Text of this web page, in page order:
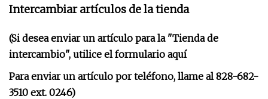
Intercambiar artículos de la tienda
(Si desea enviar un artículo para la "Tienda de
intercambio", utilice el formulario aquí
Para enviar un artículo por teléfono, llame al 828-682-
3510 ext. 0246)